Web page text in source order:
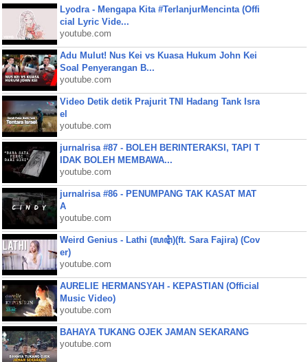
Lyodra - Mengapa Kita #TerlanjurMencinta (Offi
cial Lyric Vide...
youtube.com
Adu Mulut! Nus Kei vs Kuasa Hukum John Kei
Soal Penyerangan B...
youtube.com
Video Detik detik Prajurit TNI Hadang Tank Isra
el
youtube.com
jurnalrisa #87 - BOLEH BERINTERAKSI, TAPI T
IDAK BOLEH MEMBAWA...
youtube.com
jurnalrisa #86 - PENUMPANG TAK KASAT MAT
A
youtube.com
Weird Genius - Lathi (ꦭꦛꦶ)(ft. Sara Fajira) (Cov
er)
youtube.com
AURELIE HERMANSYAH - KEPASTIAN (Official
Music Video)
youtube.com
BAHAYA TUKANG OJEK JAMAN SEKARANG
youtube.com